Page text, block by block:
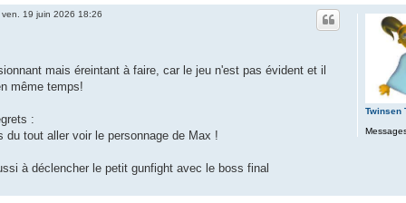
Twinsen
ven. 19 juin 2026 18:26
mais éreintant à faire, car le jeu n'est pas évident et il
même temps!
:
du tout aller voir le personnage de Max !
à déclencher le petit gunfight avec le boss final